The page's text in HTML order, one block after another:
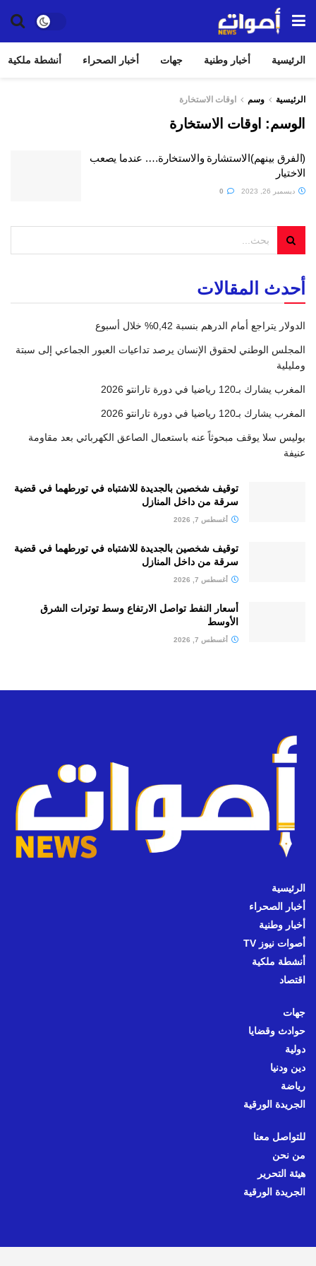
الرئيسية أخبار وطنية جهات أخبار الصحراء أنشطة ملكية
الرئيسية وسم اوقات الاستخارة
الوسم: اوقات الاستخارة
(الفرق بينهم)الاستشارة والاستخارة…. عندما يصعب
الاختيار
ديسمبر 26, 2023
أحدث المقالات
الدولار يتراجع أمام الدرهم بنسبة 0,42% خلال أسبوع
المجلس الوطني لحقوق الإنسان يرصد تداعيات العبور الجماعي إلى سبتة
ومليلية
المغرب يشارك بـ120 رياضيا في دورة تارانتو 2026
المغرب يشارك بـ120 رياضيا في دورة تارانتو 2026
بوليس سلا يوقف مبحوثاً عنه باستعمال الصاعق الكهربائي بعد مقاومة
عنيفة
توقيف شخصين بالجديدة للاشتباه في تورطهما في قضية
سرقة من داخل المنازل
أغسطس 7, 2026
توقيف شخصين بالجديدة للاشتباه في تورطهما في قضية
سرقة من داخل المنازل
أغسطس 7, 2026
أسعار النفط تواصل الارتفاع وسط توترات الشرق
الأوسط
أغسطس 7, 2026
الرئيسية
أخبار الصحراء
أخبار وطنية
أصوات نيوز TV
أنشطة ملكية
اقتصاد
جهات
حوادث وقضايا
دولية
دين ودنيا
رياضة
الجريدة الورقية
للتواصل معنا
من نحن
هيئة التحرير
الجريدة الورقية